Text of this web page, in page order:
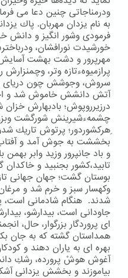
ودرمناجاتی چنین دعا می
به نام یزدان مهربان. پاك
فرمودی وشور انگیز و دانش
خورشیدت نورافشان،
مهرپرور و دشت بهشت آسایش
پرازمیوهءتازه وتر،
سروش، وجوشش چون دریای
آتش دانشش خاموش شد و
درزیرروپوش؛ بادبهارش خزان
چشمهءشیرینش شورگشت
ِهركشوردور؛ پرتوش تاریك
بخششت به جوش آمد و آفتاب
و باد جانپرور وزید وابر بهمن
تابید،كشور بجنبید و
بوستان گشت؛ جهان جهانی
وكهسار سبز و خرم شد و
شدند. هنگام شادمانی است،
جاودانی است، بیدارشو،
ای پروردگار بزرگوار، حال،
همداستان گشته كه به جان
بهره ای به یاران دهند و
آغوش هوشْ پرورده، رشكِ
بیاموزند و بخشش یزدانی